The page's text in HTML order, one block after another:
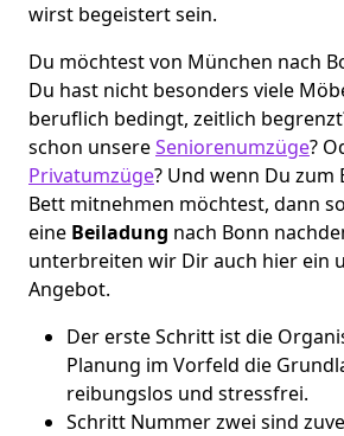
wirst begeistert sein.
Du möchtest von München nach
Du hast nicht besonders viele
beruflich bedingt, zeitlich
schon unsereSeniorenumzüge?
Privatumzüge? Und wenn Du zum
Bett mitnehmen möchtest, dann
eine Beiladung nach Bonn
unterbreiten wir Dir auch hier ein
Angebot.
Der erste Schritt ist die
Planung im Vorfeld die
reibungslos und stressfrei.
Schritt Nummer zwei sind